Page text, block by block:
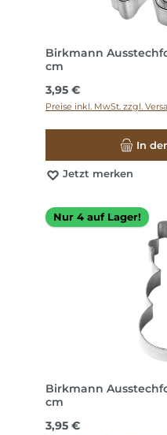
Birkmann
cm
Regulärer Preis:
3,95 €
Preise inkl. MwSt. zzgl.
In
Jetzt merken
Nur 4 auf Lager!
Birkmann
cm
Regulärer Preis:
3,95 €